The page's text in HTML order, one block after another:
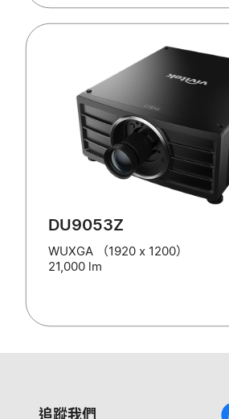
DU9053Z
WUXGA （1920 x 1200）
21,000 lm
追蹤我們